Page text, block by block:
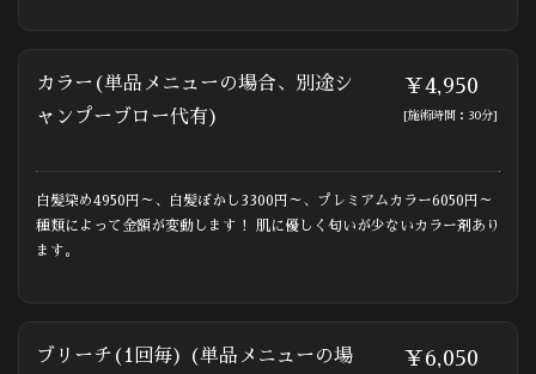
カラー(単品メニューの場合、別途シ
ャンプーブロー代有)
￥4,950
[施術時間：30分]
白髪染め4950円～、白髪ぼかし3300円～、プレミアムカラー6050円～
種類によって金額が変動します！ 肌に優しく匂いが少ないカラー剤あり
ます。
ブリーチ(1回毎) (単品メニューの場
￥6,050